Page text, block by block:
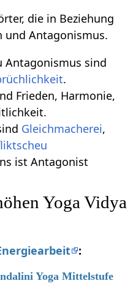
die in Beziehung
und Antagonismus.
Antagonismus sind
.
Frieden, Harmonie,
Gleichmacherei,
ist Antagonist
Yoga Vidya
:
Yoga Mittelstufe